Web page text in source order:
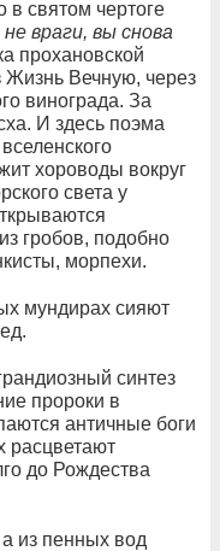
святом чертоге
враги, вы снова
прохановской
Вечную, через
винограда. За
И здесь поэма
хороводы вокруг
света у
гробов, подобно
морпехи.
мундирах сияют
синтез
пророки в
античные боги
расцветают
до Рождества
из пенных вод